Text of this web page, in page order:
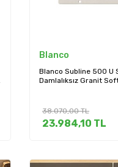
Blanco
Blanco Subline 500 U
Damlalıksız Granit
38.070,00TL
23.984,10 TL